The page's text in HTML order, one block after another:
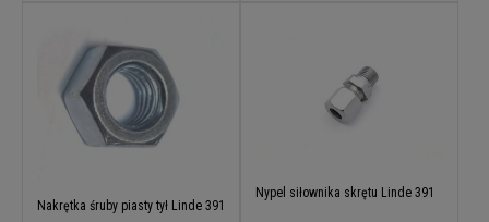
Nakrętka śruby piasty tył Linde 391
Nypel siłownika skrętu Linde 391